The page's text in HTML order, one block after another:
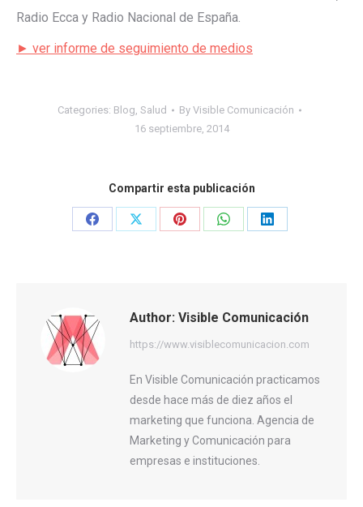
Radio Ecca y Radio Nacional de España.
► ver informe de seguimiento de medios
Categories: Blog, Salud By Visible Comunicación
16 septiembre, 2014
Compartir esta publicación
Share
Share
Share
Share
Share
Author: Visible Comunicación
https://www.visiblecomunicacion.com
En Visible Comunicación practicamos
desde hace más de diez años el
marketing que funciona. Agencia de
Marketing y Comunicación para
empresas e instituciones.